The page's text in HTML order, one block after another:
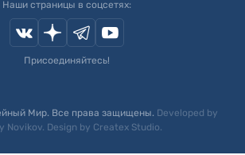
Наши страницы в соцсетях:
Присоединяйтесь!
Мир. Все права защищены. Developed by
Novikov. Design by Createx Studio.